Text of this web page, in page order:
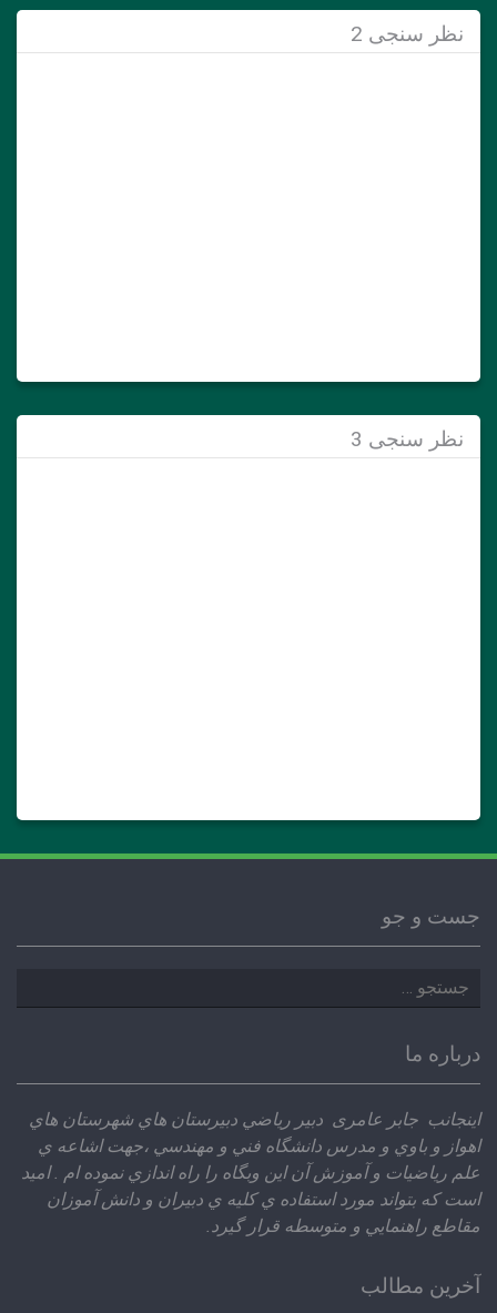
نظر سنجی 2
نظر سنجی 3
جست و جو
جستجو
برای:
درباره ما
اينجانب جابر عامری دبير رياضي دبيرستان هاي شهرستان هاي
اهواز و باوي و مدرس دانشگاه فني و مهندسي ،‌جهت اشاعه ي
علم رياضيات و آموزش آن اين وبگاه را راه اندازي نموده ام . اميد
است كه بتواند مورد استفاده ي كليه ي دبيران و دانش آموزان
مقاطع راهنمايي و متوسطه قرار گيرد.
آخرین مطالب